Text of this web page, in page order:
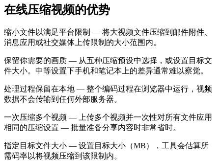
在线压缩视频的优势
缩小文件以满足平台限制 — 将大视频文件压缩到邮件附件、
消息应用或社交媒体上传限制的大小范围内。
保留你需要的画质 — 从五种压缩预设中选择，或设置目标文
件大小。中等设置下手机和笔记本上的差异通常难以察觉。
处理过程保留在本地 — 整个编码过程在浏览器中运行，视频
数据不会传输到任何外部服务器。
一次压缩多个视频 — 上传多个视频并一次性对所有文件应用
相同的压缩设置 — 批量准备分享内容时非常省时。
指定目标文件大小 — 设置目标大小（MB），工具会估算所
需码率以将视频压缩到该限制内。